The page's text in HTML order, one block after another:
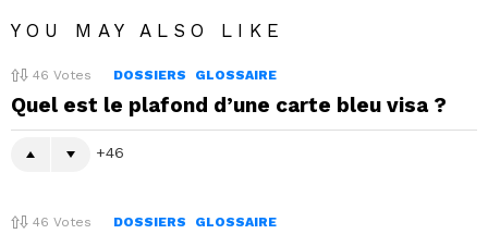
YOU MAY ALSO LIKE
46 Votes DOSSIERS GLOSSAIRE
Quel est le plafond d’une carte bleu visa ?
46
46 Votes DOSSIERS GLOSSAIRE